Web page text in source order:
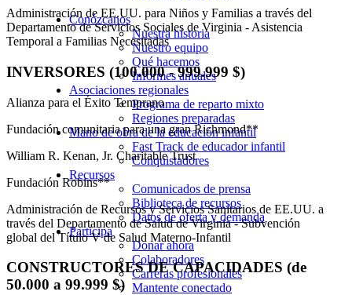
Conózcanos
Nuestra historia
Nuestro equipo
Qué hacemos
Informes anuales
Asociaciones regionales
Programa de reparto mixto
Regiones preparadas
Mano de obra de la educación infantil
Fast Track de educador infantil
Conquistadores
Recursos
Comunicados de prensa
Biblioteca de recursos
Datos de oferta y demanda
Participa
Donar ahora
Colaboradores
Carreras profesionales
Mantente conectado
Administración de EE.UU. para Niños y Familias a través del
Departamento de Servicios Sociales de Virginia - Asistencia
Temporal a Familias Necesitadas
INVERSORES (100.000 - 999.999 $)
Alianza para el Éxito Temprano
Fundación comunitaria para una gran Richmond**
William R. Kenan, Jr. Charitable Trust
Fundación Robins**
Administración de Recursos y Servicios Sanitarios de EE.UU. a
través del Departamento de Salud de Virginia - Subvención
global del Título V de Salud Materno-Infantil
CONSTRUCTORES DE CAPACIDADES (de
50.000 a 99.999 $)